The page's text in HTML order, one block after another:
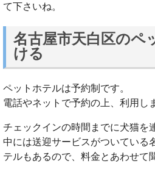
て下さいね。
名古屋市天白区のペ
ける
ペットホテルは予約制です。
電話やネットで予約の上、利用し
チェックインの時間までに犬猫を
中には送迎サービスがついている
テルもあるので、料金とあわせて